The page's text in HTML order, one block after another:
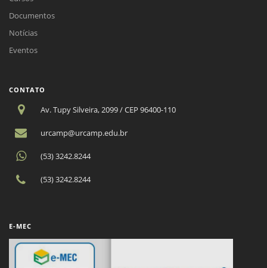
Documentos
Notícias
Eventos
CONTATO
Av. Tupy Silveira, 2099 / CEP 96400-110
urcamp@urcamp.edu.br
(53) 3242.8244
(53) 3242.8244
E-MEC